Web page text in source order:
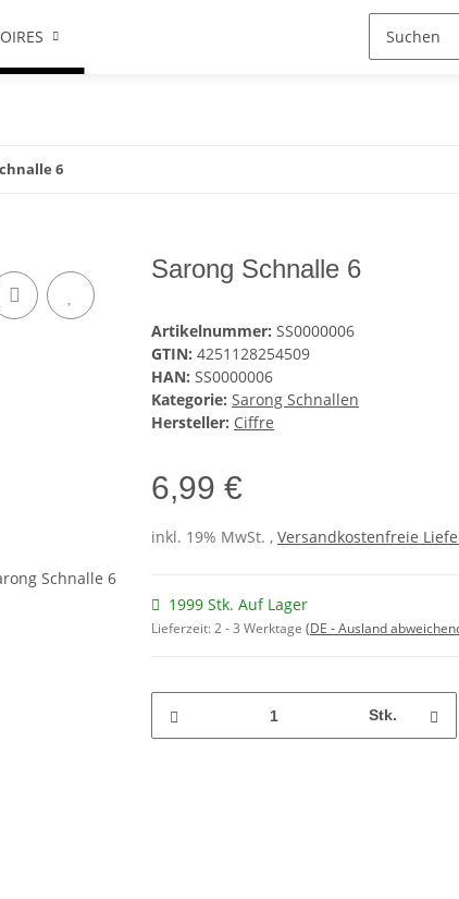
6
Sarong Schnalle 6
Artikelnummer: SS0000006
GTIN: 4251128254509
HAN: SS0000006
Kategorie: Sarong Schnallen
Hersteller: Ciffre
6,99 €
inkl. 19% MwSt. , Versandkostenfreie
1999 Stk. Auf Lager
Lieferzeit:2 - 3 Werktage (DE - Ausland
Stk.